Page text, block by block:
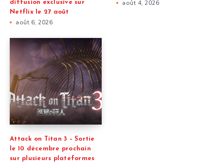
diffusion exclusive sur
Netflix le 27 août
août 6, 2026
août 4, 2026
Attack on Titan 3 – Sortie
le 10 décembre prochain
sur plusieurs plateformes